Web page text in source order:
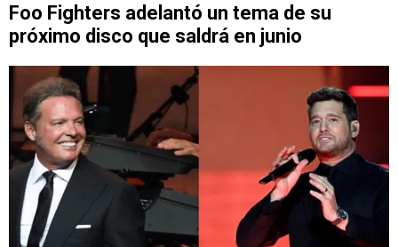
Foo Fighters adelantó un tema de su
próximo disco que saldrá en junio